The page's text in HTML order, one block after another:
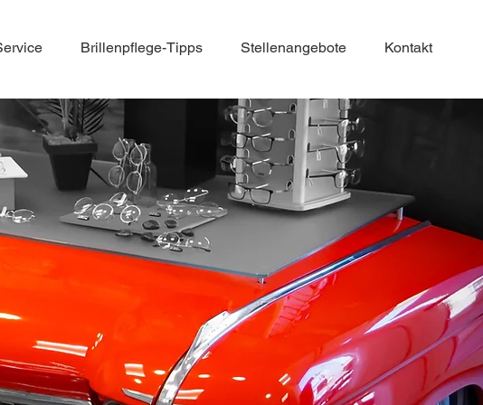
Brillenpflege-Tipps Stellenangebote Kontakt